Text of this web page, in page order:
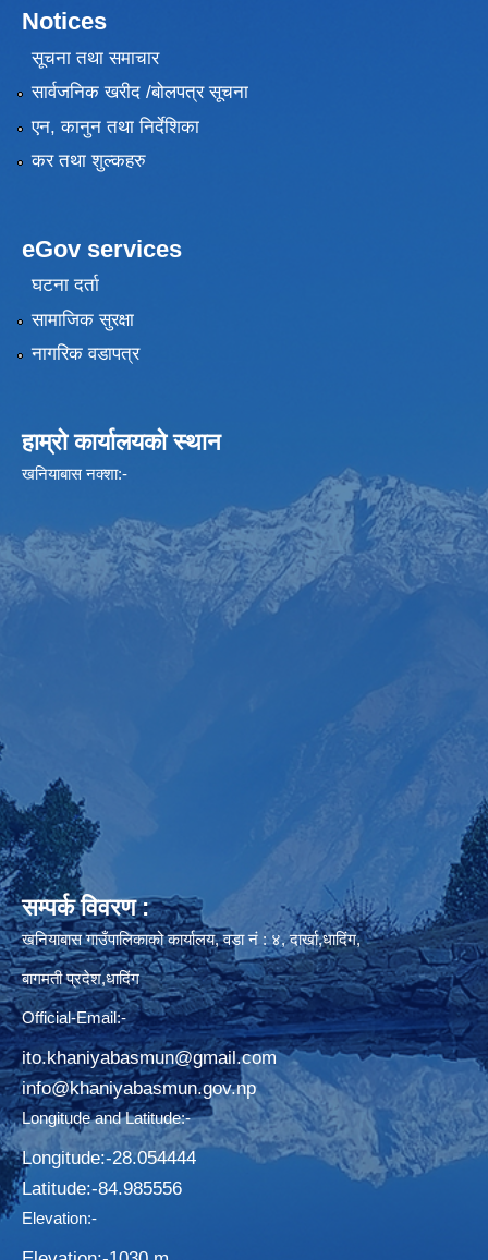
Notices
सूचना तथा समाचार
सार्वजनिक खरीद /बोलपत्र सूचना
एन, कानुन तथा निर्देशिका
कर तथा शुल्कहरु
eGov services
घटना दर्ता
सामाजिक सुरक्षा
नागरिक वडापत्र
हाम्रो कार्यालयको स्थान
खनियाबास नक्शा:-
सम्पर्क विवरण :
खनियाबास गाउँपालिकाको कार्यालय, वडा नं : ४, दार्खा,धादिंग,
बागमती प्रदेश,धादिंग
Official-Email:-
ito.khaniyabasmun@gmail.com
info@khaniyabasmun.gov.np
Longitude and Latitude:-
Longitude:-28.054444
Latitude:-​84.985556
Elevation:-